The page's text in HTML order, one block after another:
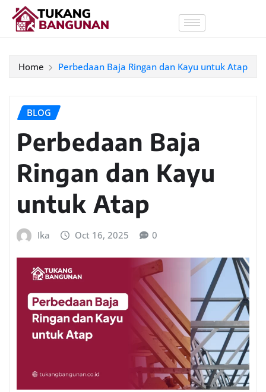
Home Perbedaan Baja Ringan dan Kayu untuk Atap
BLOG
Perbedaan Baja
Ringan dan Kayu
untuk Atap
Ika Oct 16, 2025 0